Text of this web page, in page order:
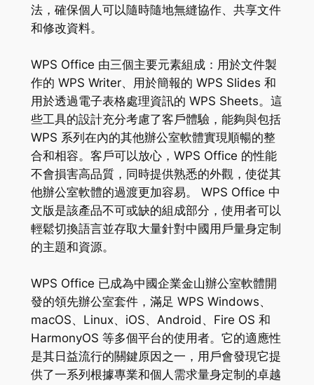
法，確保個人可以隨時隨地無縫協作、共享文件
和修改資料。
WPS Office 由三個主要元素組成：用於文件製
作的 WPS Writer、用於簡報的 WPS Slides 和
用於透過電子表格處理資訊的 WPS Sheets。這
些工具的設計充分考慮了客戶體驗，能夠與包括
WPS 系列在內的其他辦公室軟體實現順暢的整
合和相容。客戶可以放心，WPS Office 的性能
不會損害高品質，同時提供熟悉的外觀，使從其
他辦公室軟體的過渡更加容易。 WPS Office 中
文版是該產品不可或缺的組成部分，使用者可以
輕鬆切換語言並存取大量針對中國用戶量身定制
的主題和資源。
WPS Office 已成為中國企業金山辦公室軟體開
發的領先辦公室套件，滿足 WPS Windows、
macOS、Linux、iOS、Android、Fire OS 和
HarmonyOS 等多個平台的使用者。它的適應性
是其日益流行的關鍵原因之一，用戶會發現它提
供了一系列根據專業和個人需求量身定制的卓越